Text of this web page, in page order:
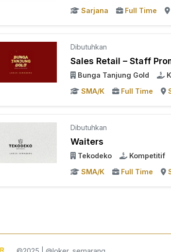
Sarjana
Full Time
Dibutuhkan
Sales Retail – Staff
Bunga Tanjung Gold
SMA/K
Full Time
Dibutuhkan
Waiters
Tekodeko
Kompetitif
SMA/K
Full Time